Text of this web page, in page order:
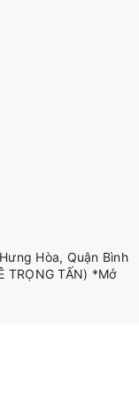
Hòa, Quận Bình
TRỌNG TẤN) *Mở